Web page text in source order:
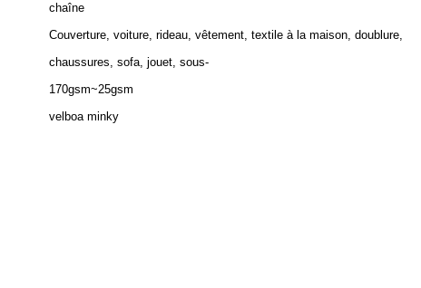
chaîne
Couverture, voiture, rideau, vêtement, textile à la maison, doublure,
chaussures, sofa, jouet, sous-
170gsm~25gsm
velboa minky